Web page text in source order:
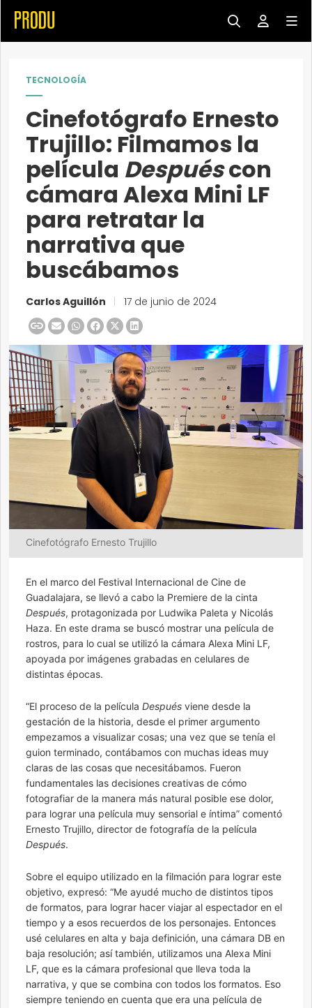
TECNOLOGÍA
Cinefotógrafo Ernesto
Trujillo: Filmamos la
película Despuéscon
cámara Alexa Mini LF
para retratar la
narrativa que
buscábamos
Carlos Aguillón 17 de junio de 2024
Cinefotógrafo Ernesto Trujillo
En el marco del Festival Internacional de Cine de
Guadalajara, se llevó a cabo la Premiere de la cinta
Después, protagonizada por Ludwika Paleta y Nicolás
Haza. En este drama se buscó mostrar una película de
rostros, para lo cual se utilizó la cámara Alexa Mini LF,
apoyada por imágenes grabadas en celulares de
distintas épocas.
“El proceso de la película Después viene desde la
gestación de la historia, desde el primer argumento
empezamos a visualizar cosas; una vez que se tenía el
guion terminado, contábamos con muchas ideas muy
claras de las cosas que necesitábamos. Fueron
fundamentales las decisiones creativas de cómo
fotografiar de la manera más natural posible ese dolor,
para lograr una película muy sensorial e íntima” comentó
Ernesto Trujillo, director de fotografía de la película
Después.
Sobre el equipo utilizado en la filmación para lograr este
objetivo, expresó: “Me ayudé mucho de distintos tipos
de formatos, para lograr hacer viajar al espectador en el
tiempo y a esos recuerdos de los personajes. Entonces
usé celulares en alta y baja definición, una cámara DB en
baja resolución; así también, utilizamos una Alexa Mini
LF, que es la cámara profesional que lleva toda la
narrativa, y que se combina con todos los formatos. Eso
siempre teniendo en cuenta que era una película de